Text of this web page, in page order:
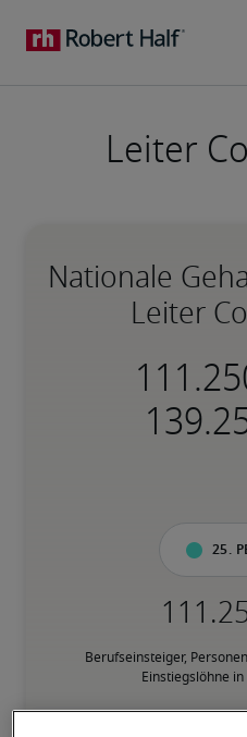
Leiter
Nationale
Leiter
25.
Berufseinsteiger,
Einstiegslöhne in